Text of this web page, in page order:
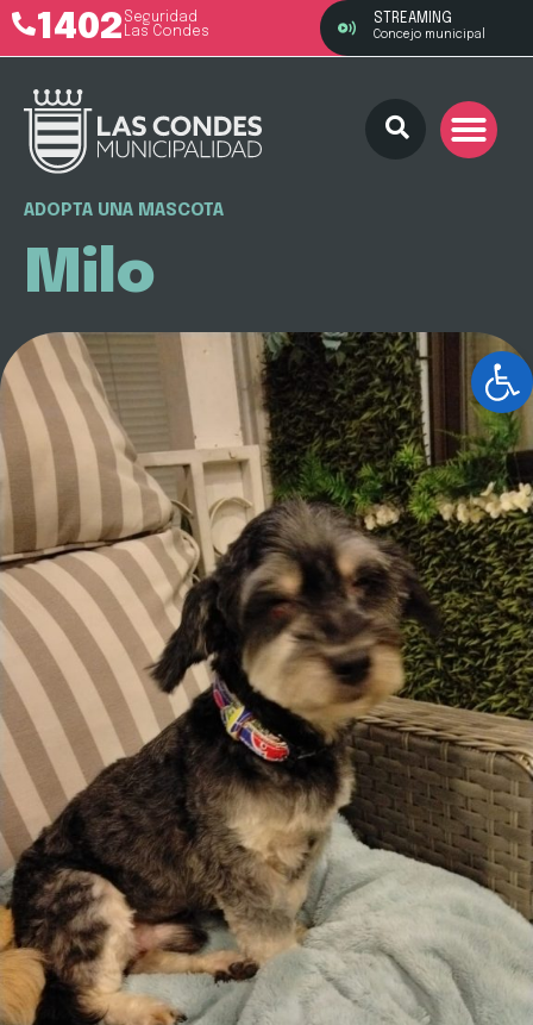
1402 Seguridad
Las Condes
STREAMING
Concejo municipal
ADOPTA UNA MASCOTA
Milo